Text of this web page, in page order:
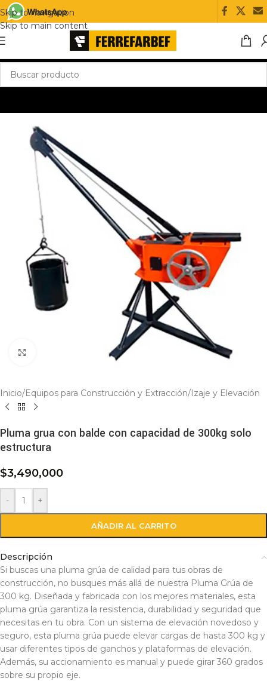
Skip to navigation
Skip to main content
Inicio/Equipos para Construcción y Extracción/Izaje y Elevación
Pluma grua con balde con capacidad de 300kg solo
estructura
$3,490,000
- +
AÑADIR AL CARRITO
Descripción
Si buscas una pluma grúa de calidad para tus obras de
construcción, no busques más allá de nuestra Pluma Grúa de
300 kg. Diseñada y fabricada con los mejores materiales, esta
pluma grúa garantiza la resistencia, durabilidad y seguridad que
necesitas en tu obra. Con un sistema de elevación novedoso y
seguro, esta pluma grúa puede elevar cargas de hasta 300 kg y
usar diferentes tipos de ganchos y plataformas de elevación.
Además, su accionamiento es manual y puede girar 360 grados
sobre su propio eje.